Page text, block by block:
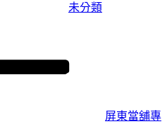
未分類
屏東當舖專